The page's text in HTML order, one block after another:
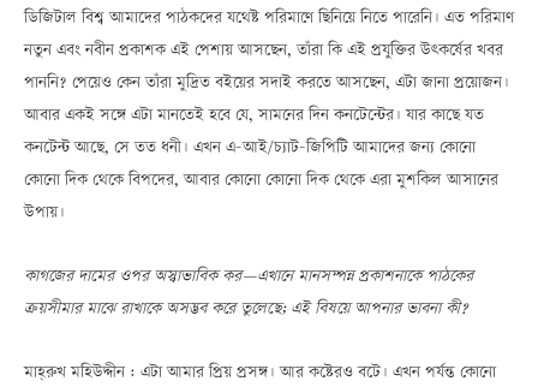
ডিজিটাল বিশ্ব আমাদের পাঠকদের যথেষ্ট পরিমাণে ছিনিয়ে নিতে পারেনি। এত পরিমাণ
নতুন এবং নবীন প্রকাশক এই পেশায় আসছেন, তাঁরা কি এই প্রযুক্তির উৎকর্ষের খবর
পাননি? পেয়েও কেন তাঁরা মুদ্রিত বইয়ের সদাই করতে আসছেন, এটা জানা প্রয়োজন।
আবার একই সঙ্গে এটা মানতেই হবে যে, সামনের দিন কনটেন্টের। যার কাছে যত
কনটেন্ট আছে, সে তত ধনী। এখন এ-আই/চ্যাট-জিপিটি আমাদের জন্য কোনো
কোনো দিক থেকে বিপদের, আবার কোনো কোনো দিক থেকে এরা মুশকিল আসানের
উপায়।
কাগজের দামের ওপর অস্বাভাবিক করÑএখানে মানসম্পন্ন প্রকাশনাকে পাঠকের
ক্রয়সীমার মাঝে রাখাকে অসম্ভব করে তুলেছে; এই বিষয়ে আপনার ভাবনা কী?
মাহ্‌রুখ মহিউদ্দীন : এটা আমার প্রিয় প্রসঙ্গ। আর কষ্টেরও বটে। এখন পর্যন্ত কোনো